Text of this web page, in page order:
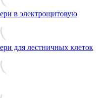
в электрощитовую
для лестничных клеток